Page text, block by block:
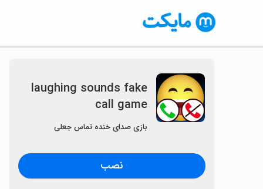
laughing sounds fake
call game
بازی صدای خنده تماس جعلی
نصب